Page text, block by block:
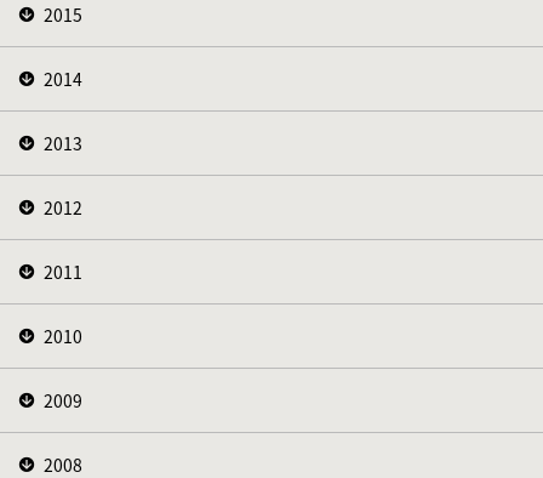
2015
2014
2013
2012
2011
2010
2009
2008